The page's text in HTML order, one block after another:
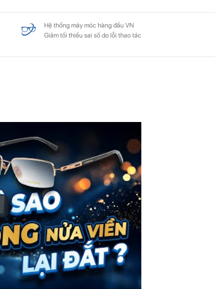
Hệ thống máy móc hàng đầu VN
Giảm tối thiểu sai số do lỗi thao tác